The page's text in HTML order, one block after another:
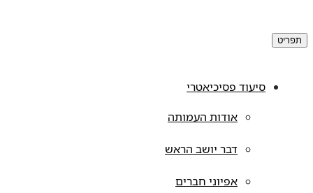
תפריט
סיעוד פסיכיאטרי
אודות העמותה
דבר יושב הראש
אפיוני חברים